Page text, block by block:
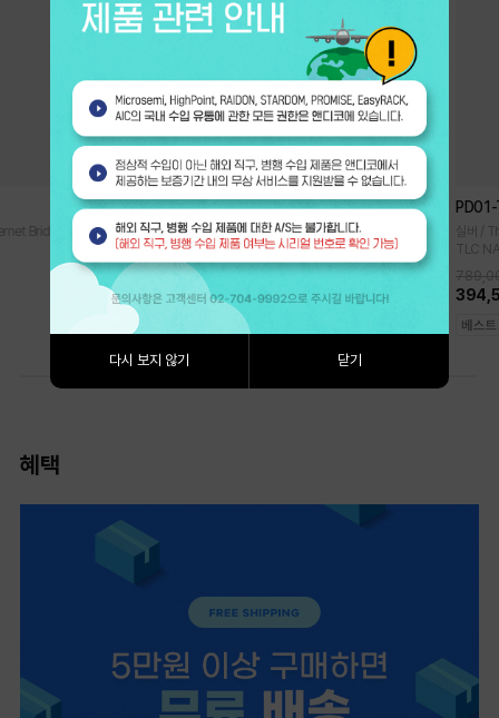
Bridge
iR2022
하드미포함 / RAIDKIT / 2 x 2.5" SATA I, II, III HDD·SSD / RAID 0,
1 / LCM Display
361,000원
실버 /
TLC
혜택
다시 보지 않기 닫기